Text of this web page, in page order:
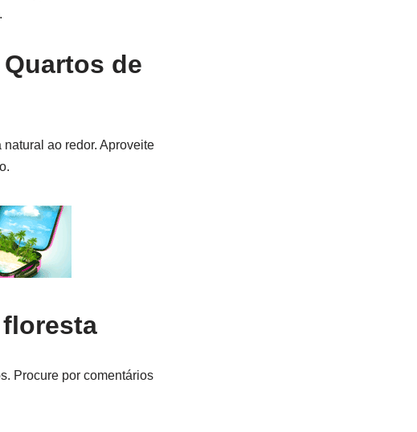
de
ao redor. Aproveite
Procure por comentários